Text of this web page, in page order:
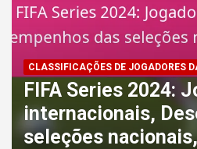
ANÁLISE TÁTICA DA SÉRIE FIFA
FIFA Series 2024:
táticas, Mudanças
Estratégias da